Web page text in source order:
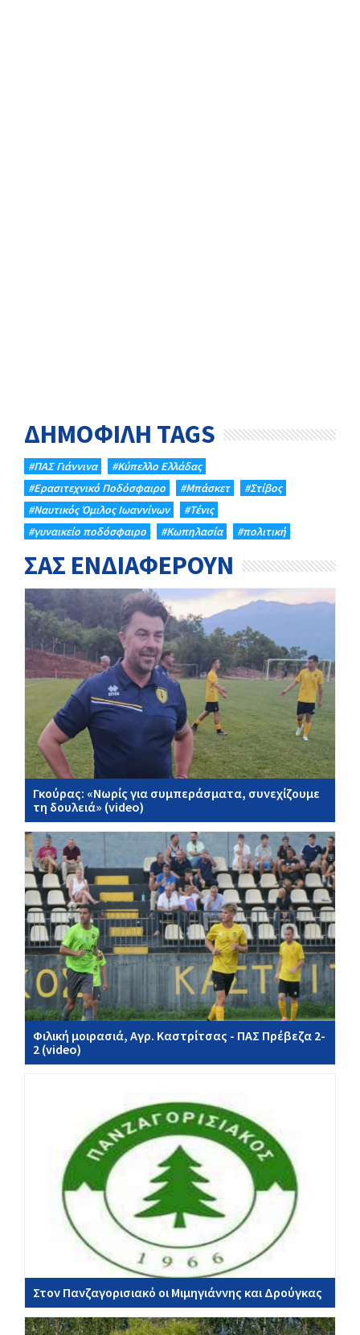
ΔΗΜΟΦΙΛΗ TAGS
#ΠΑΣ Γιάννινα
#Κύπελλο Ελλάδας
#Eρασιτεχνικό Ποδόσφαιρο
#Μπάσκετ
#Στίβος
#Ναυτικός Όμιλος Ιωαννίνων
#Τένις
#γυναικείο ποδόσφαιρο
#Κωπηλασία #πολιτική
ΣΑΣ ΕΝΔΙΑΦΕΡΟΥΝ
Γκούρας: «Νωρίς για συμπεράσματα, συνεχίζουμε
τη δουλειά» (video)
Φιλική μοιρασιά, Αγρ. Καστρίτσας - ΠΑΣ Πρέβεζα 2-
2 (video)
Στον Πανζαγορισιακό οι Μιμηγιάννης και Δρούγκας